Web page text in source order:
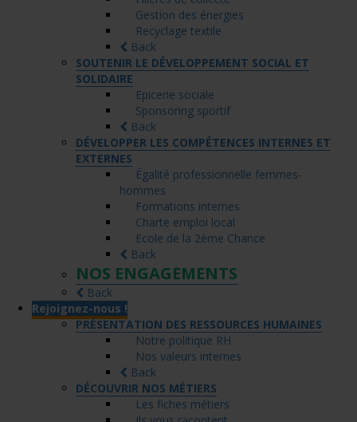
Gestion des énergies
Recyclage textile
Back
SOUTENIR LE DÉVELOPPEMENT SOCIAL ET
SOLIDAIRE
Epicerie sociale
Sponsoring sportif
Back
DÉVELOPPER LES COMPÉTENCES INTERNES ET
EXTERNES
Égalité professionnelle femmes-
hommes
Formations internes
Charte emploi local
Ecole de la 2ème Chance
Back
NOS ENGAGEMENTS
Back
Rejoignez-nous !
PRÉSENTATION DES RESSOURCES HUMAINES
Notre politique RH
Nos valeurs internes
Back
DÉCOUVRIR NOS MÉTIERS
Les fiches métiers